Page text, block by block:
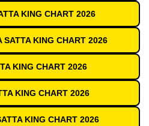
KING CHART 2026
SATTA KING CHART 2026
KING CHART 2026
KING CHART 2026
KING CHART 2026